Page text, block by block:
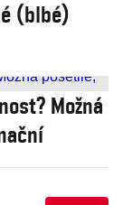
(blbé)
Možná